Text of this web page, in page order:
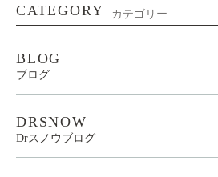
CATEGORY カテゴリー
BLOG
ブログ
DRSNOW
Drスノウブログ